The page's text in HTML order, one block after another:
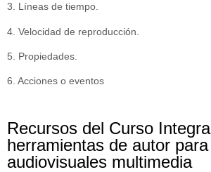
3. Líneas de tiempo.
4. Velocidad de reproducción.
5. Propiedades.
6. Acciones o eventos
Recursos del Curso
herramientas de autor
audiovisuales multimedia